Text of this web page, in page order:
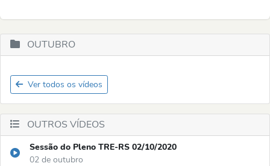
OUTUBRO
Ver todos os vídeos
OUTROS VÍDEOS
Sessão do Pleno TRE-RS 02/10/2020
02 de outubro